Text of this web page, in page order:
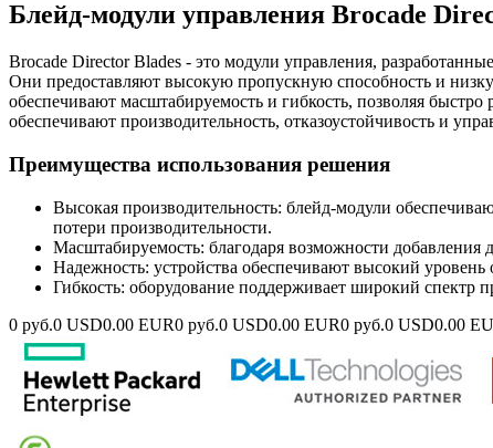
Блейд-модули управления Brocade
Brocade Director Blades - это модули управления,
Они предоставляют высокую пропускную способность и
обеспечивают масштабируемость и гибкость, позволяя
обеспечивают производительность, отказоустойчивость и
Преимущества использования решения
Высокая производительность: блейд-модули
потери производительности.
Масштабируемость: благодаря возможности добавления
Надежность: устройства обеспечивают высокий уровень
Гибкость: оборудование поддерживает широкий спектр
0 руб.0 USD0.00 EUR0 руб.0 USD0.00 EUR0 руб.0 USD0.00